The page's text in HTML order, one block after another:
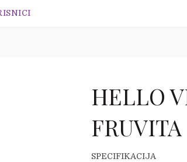
HELLO
FRUVITA
SPECIFIKACIJA